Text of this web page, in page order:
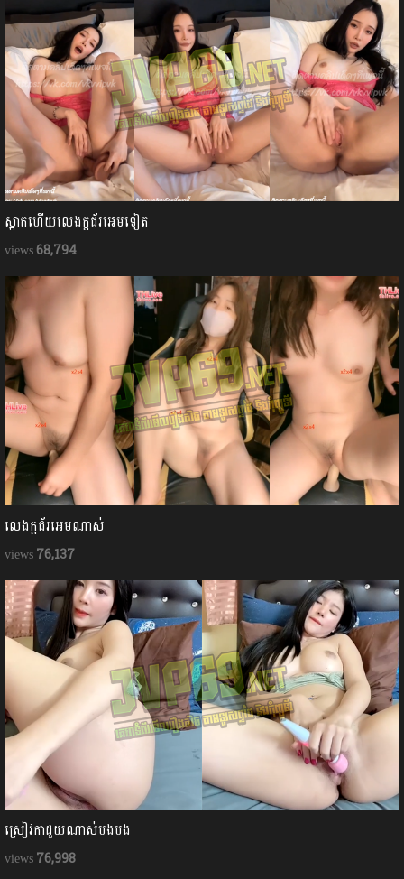
ស្អាតហើយលេងក្ដជ័រអេមទៀត
68,794
លេងក្ដជ័រអេមណាស់
76,137
ស្រៀវកាដួយណាស់បងបង
76,998